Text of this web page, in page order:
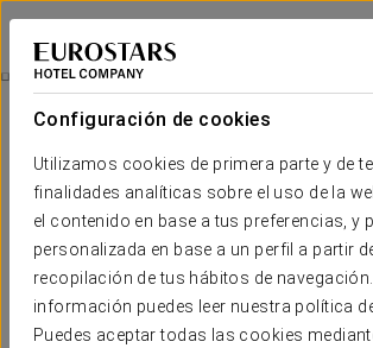
Configuración de cookies
Utilizamos cookies de primera parte y de
finalidades analíticas sobre el uso de la
el contenido en base a tus preferencias, y
personalizada en base a un perfil a partir
recopilación de tus hábitos de
información puedes leer nuestra política
Puedes aceptar todas las cookies
Áurea Legends
PRAGA
Excursión A Kutna Hora